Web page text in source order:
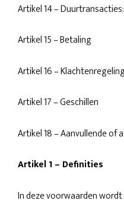
Artikel 14 –
Artikel 15 – Betaling
Artikel 16 –
Artikel 17 – Geschillen
Artikel 18 – Aanvullende of
Artikel 1 – Definities
In deze voorwaarden